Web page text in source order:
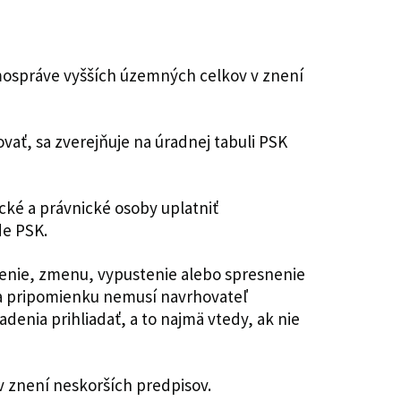
vyšších územných celkov v znení
sa zverejňuje na úradnej tabuli PSK
a právnické osoby uplatniť
PSK.
zmenu, vypustenie alebo spresnenie
pripomienku nemusí navrhovateľ
prihliadať, a to najmä vtedy, ak nie
znení neskorších predpisov.